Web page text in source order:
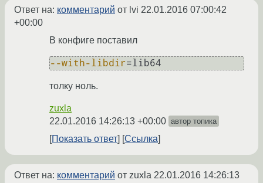
Ответ на: комментарий от lvi 22.01.2016 07:00:42
+00:00
В конфиге поставил
--with-libdir=lib64
толку ноль.
zuxla
22.01.2016 14:26:13 +00:00 автор топика
Показать ответ Ссылка
Ответ на: комментарий от zuxla 22.01.2016 14:26:13